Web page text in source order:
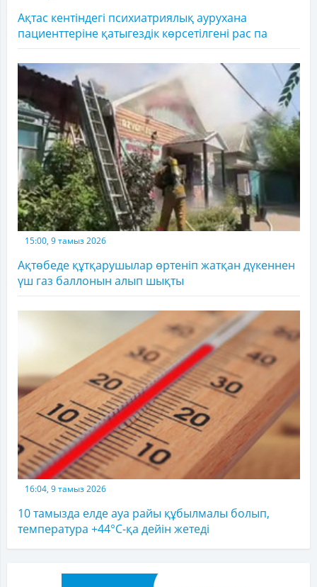
Ақтас кентіндегі психиатриялық аурухана
пациенттеріне қатыгездік көрсетілгені рас па
15:00, 9 тамыз 2026
Ақтөбеде құтқарушылар өртеніп жатқан дүкеннен
үш газ баллонын алып шықты
16:04, 9 тамыз 2026
10 тамызда елде ауа райы құбылмалы болып,
температура +44°C-қа дейін жетеді